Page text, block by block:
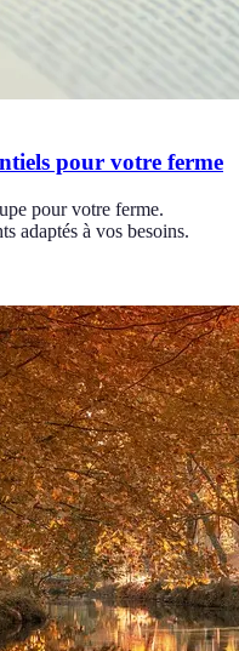
pour votre ferme
pour votre ferme.
adaptés à vos besoins.